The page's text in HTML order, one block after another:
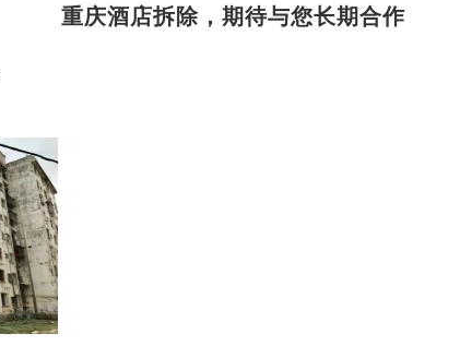
重庆酒店拆除，期待与您长期合作